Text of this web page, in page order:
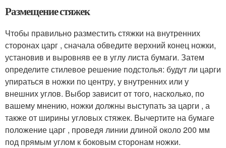
Размещение стяжек
Чтобы правильно разместитьстяжки на внутренних
сторонах царг , сначала обведите верхний конец ножки,
установив и выровняв ее в углу листа бумаги. Затем
определите стилевое решение подстолья: будут ли царги
упираться в ножки по центру, у внутренних или у
внешних углов. Выбор зависит от того, насколько, по
вашему мнению, ножки должны выступать за царги , а
также от ширины угловых стяжек. Вычертите на бумаге
положение царг , проведя линии длиной около 200 мм
под прямым углом к боковым сторонам ножки.